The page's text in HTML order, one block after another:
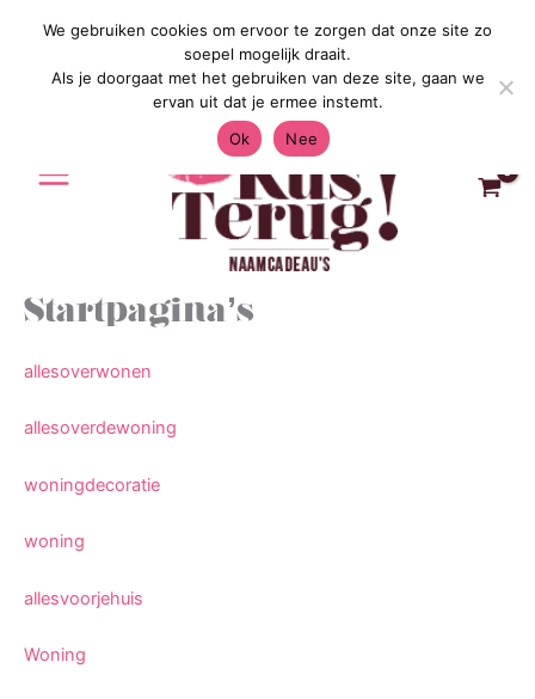
Gratis Verzending in Nederland &
Startpagina’s
allesoverwonen
allesoverdewoning
woningdecoratie
woning
allesvoorjehuis
Woning
We gebruiken cookies om ervoor te zorgen dat onze site zo
soepel mogelijk draait.
Als je doorgaat met het gebruiken van deze site, gaan we
ervan uit dat je ermee instemt.
Ok
Nee